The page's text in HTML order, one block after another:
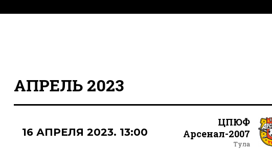
АПРЕЛЬ 2023
16 АПРЕЛЯ 2023. 13:00
ЦПЮФ
Арсенал-2007
Тула